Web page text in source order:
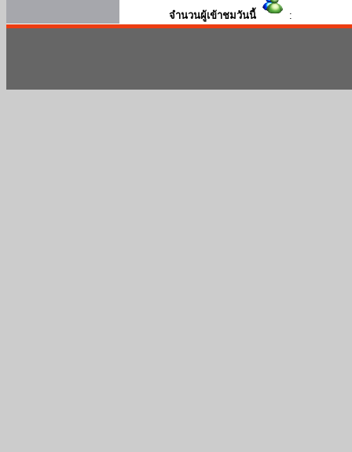
จำนวนผู้เข้าชมวันนี้ :